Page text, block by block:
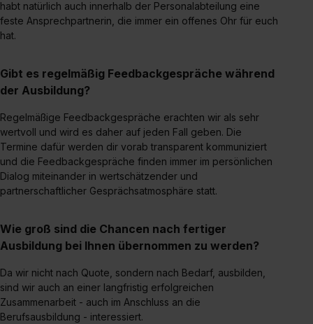
habt natürlich auch innerhalb der Personalabteilung eine
feste Ansprechpartnerin, die immer ein offenes Ohr für euch
hat.
Gibt es regelmäßig Feedbackgespräche während
der Ausbildung?
Regelmäßige Feedbackgespräche erachten wir als sehr
wertvoll und wird es daher auf jeden Fall geben. Die
Termine dafür werden dir vorab transparent kommuniziert
und die Feedbackgespräche finden immer im persönlichen
Dialog miteinander in wertschätzender und
partnerschaftlicher Gesprächsatmosphäre statt.
Wie groß sind die Chancen nach fertiger
Ausbildung bei Ihnen übernommen zu werden?
Da wir nicht nach Quote, sondern nach Bedarf, ausbilden,
sind wir auch an einer langfristig erfolgreichen
Zusammenarbeit - auch im Anschluss an die
Berufsausbildung - interessiert.